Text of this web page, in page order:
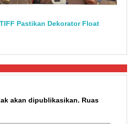
Pastikan Dekorator Float
akan dipublikasikan. Ruas